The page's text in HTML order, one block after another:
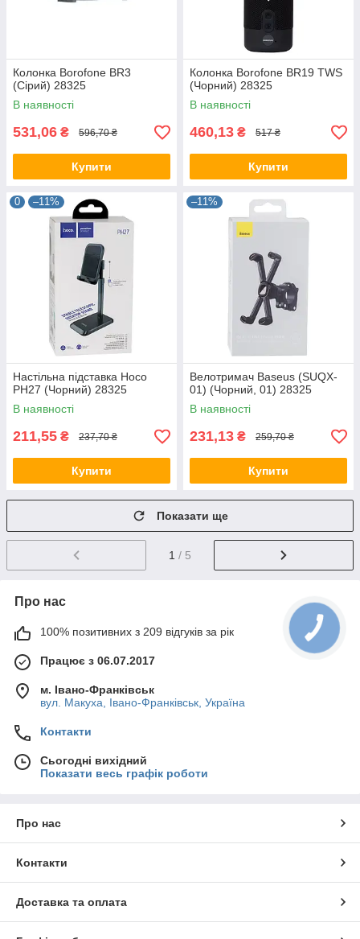
Колонка Borofone BR3
(Сірий) 28325
В наявності
531,06 ₴ 596,70 ₴
Купити
Колонка Borofone BR19 TWS
(Чорний) 28325
В наявності
460,13 ₴ 517 ₴
Купити
0 –11%
Настільна підставка Hoco
PH27 (Чорний) 28325
В наявності
211,55 ₴ 237,70 ₴
Купити
–11%
Велотримач Baseus (SUQX-
01) (Чорний, 01) 28325
В наявності
231,13 ₴ 259,70 ₴
Купити
Показати ще
1 / 5
Про нас
100% позитивних з 209 відгуків за рік
Працює з 06.07.2017
м. Івано-Франківськ
вул. Макуха, Івано-Франківськ, Україна
Контакти
Сьогодні вихідний
Показати весь графік роботи
Про нас
Контакти
Доставка та оплата